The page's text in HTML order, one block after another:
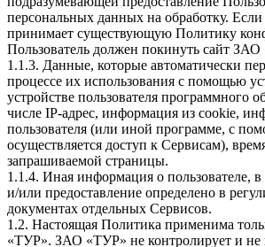
персональных данных на обработку. Если
принимает существующую Политику
Пользователь должен покинуть сайт
1.1.3. Данные, которые автоматически
процессе их использования с помощью
устройстве пользователя программного
числе IP-адрес, информация из cookie,
пользователя (или иной программе, с
осуществляется доступ к Сервисам),
запрашиваемой страницы.
1.1.4. Иная информация о пользователе, в
и/или предоставление определено в
документах отдельных Сервисов.
1.2. Настоящая Политика применима
«ТУР». ЗАО «ТУР» не контролирует и не